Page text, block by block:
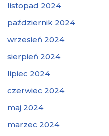
listopad 2024
październik 2024
wrzesień 2024
sierpień 2024
lipiec 2024
czerwiec 2024
maj 2024
marzec 2024